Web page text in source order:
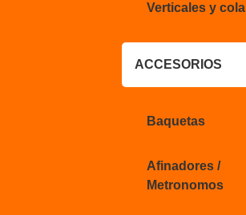
Verticales y cola
ACCESORIOS
Baquetas
Afinadores /
Metronomos